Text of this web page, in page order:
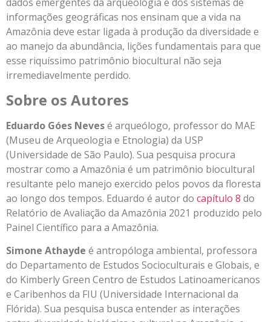
informações geográficas nos ensinam que a vida na
Amazônia deve estar ligada à produção da diversidade e
ao manejo da abundância, lições fundamentais para que
esse riquíssimo patrimônio biocultural não seja
irremediavelmente perdido.
Sobre os Autores
Eduardo Góes Nevesé arqueólogo, professor do MAE
(Museu de Arqueologia e Etnologia) da USP
(Universidade de São Paulo). Sua pesquisa procura
mostrar como a Amazônia é um patrimônio biocultural
resultante pelo manejo exercido pelos povos da floresta
ao longo dos tempos. Eduardo é autor do capítulo 8 do
Relatório de Avaliação da Amazônia 2021 produzido pelo
Painel Científico para a Amazônia.
Simone Athayde é antropóloga ambiental, professora
do Departamento de Estudos Socioculturais e Globais, e
do Kimberly Green Centro de Estudos Latinoamericanos
e Caribenhos da FIU (Universidade Internacional da
Flórida). Sua pesquisa busca entender as interações